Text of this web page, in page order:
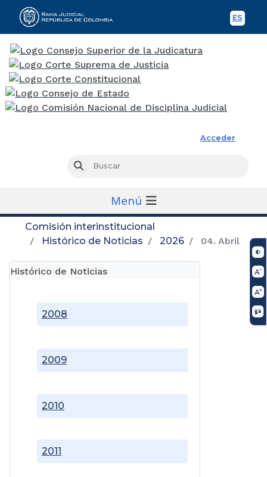
ES
Acceder
Buscar
Menú
Comisión interinstitucional
Histórico de Noticias
2026 04. Abril
Histórico de Noticias
2008
2009
2010
2011